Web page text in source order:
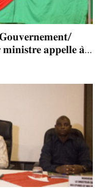
𝐆𝐨𝐮𝐯𝐞𝐫𝐧𝐞𝐦𝐞𝐧𝐭/
𝐚𝐩𝐩𝐞𝐥𝐥𝐞 𝐚̀...